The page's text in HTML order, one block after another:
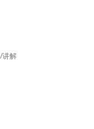
讲解